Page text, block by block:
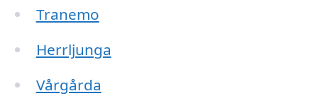
Tranemo
Herrljunga
Vårgårda